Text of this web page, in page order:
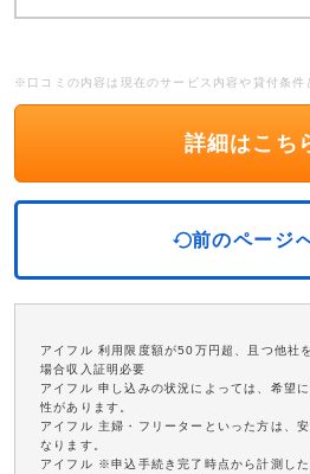
※口コミの内容は現在のサービス内容や貸付条件
詳細はこち
前のページ
アイフル 利用限度額が50万円超、且つ他社
場合収入証明必要
アイフル 申し込みの状況によっては、希望
性があります。
アイフル 主婦・フリーターといった方は、
なります。
アイフル ※申込手続き完了時点から計測し